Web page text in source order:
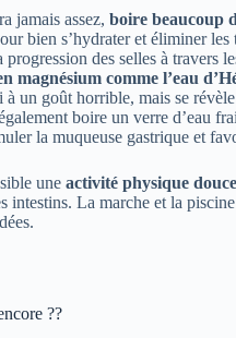
jamais assez, boire beaucoup
bien s’hydrater et éliminer les
progression des selles à travers
magnésium comme l’eau
à un goût horrible, mais se
boire un verre d’eau
la muqueuse gastrique et
une activité physique douce
intestins. La marche et la
??